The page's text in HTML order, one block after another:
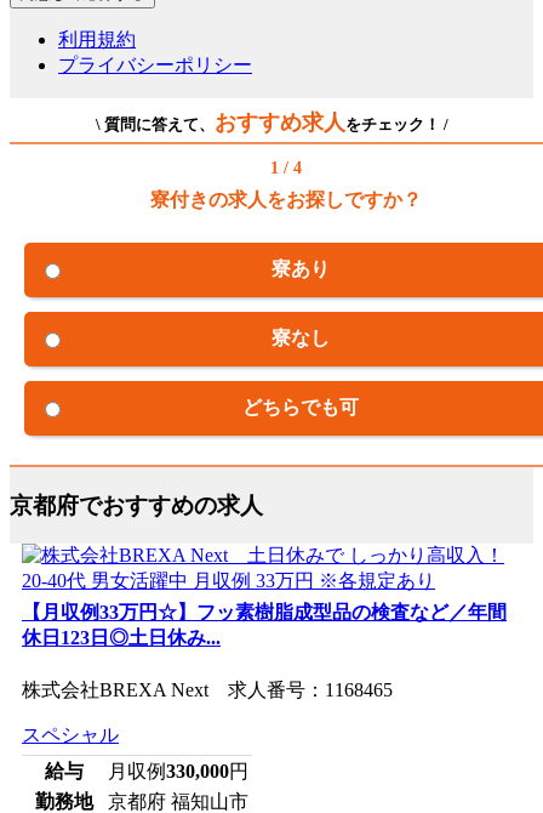
利用規約
プライバシーポリシー
\ 質問に答えて、 おすすめ求人 をチェック！ /
1 / 4
寮付きの求人をお探しですか？
寮あり
寮なし
どちらでも可
京都府でおすすめの求人
【月収例33万円☆】フッ素樹脂成型品の検査など／年間
休日123日◎土日休み...
株式会社BREXA Next 求人番号：1168465
スペシャル
給与
月収例330,000円
勤務地
京都府 福知山市